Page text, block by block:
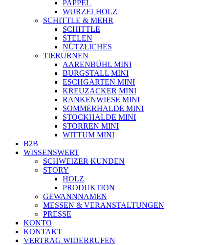
PAPPEL
WURZELHOLZ
SCHITTLE & MEHR
SCHITTLE
STELEN
NÜTZLICHES
TIERURNEN
AARENBÜHL MINI
BURGSTALL MINI
ESCHGARTEN MINI
KREUZACKER MINI
RANKENWIESE MINI
SOMMERHALDE MINI
STOCKHALDE MINI
STORREN MINI
WITTUM MINI
B2B
WISSENSWERT
SCHWEIZER KUNDEN
STORY
HOLZ
PRODUKTION
GEWANNNAMEN
MESSEN & VERANSTALTUNGEN
PRESSE
KONTO
KONTAKT
VERTRAG WIDERRUFEN